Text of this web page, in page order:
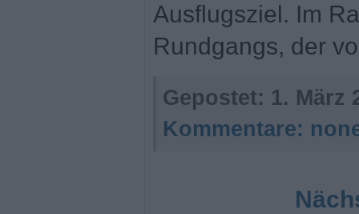
Ausflugsziel. Im
Rundgangs, der
Gepostet: 1. März
Kommentare: